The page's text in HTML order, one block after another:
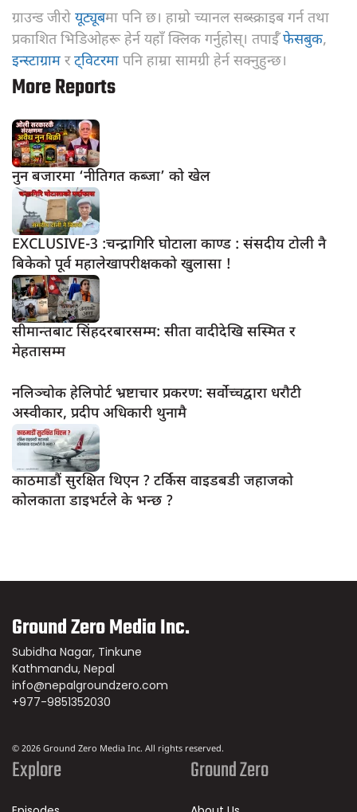
ग्राउन्ड जीरो यूट्यूबमा पनि छ। हाम्रो च्यानल सब्स्क्राइब गर्न तथा
प्रकाशित भिडिओहरू हेर्न यहाँ क्लिक गर्नुहोस्। तपाईँफेसबुक,
इन्स्टाग्राम रट्विटरमा पनि हाम्रा सामग्री हेर्न सक्नुहुन्छ।
More Reports
नुन बजारमा ‘नीतिगत कब्जा’ को खेल
EXCLUSIVE-3 :चन्द्रागिरि घोटाला काण्ड : संसदीय टोली नै
बिकेको पूर्व महालेखापरीक्षकको खुलासा !
सीमान्तबाट सिंहदरबारसम्म: सीता वादीदेखि सस्मित र
मेहतासम्म
नलिञ्चोक हेलिपोर्ट भ्रष्टाचार प्रकरण: सर्वोच्चद्वारा धरौटी
अस्वीकार, प्रदीप अधिकारी थुनामै
काठमाडौं सुरक्षित थिएन ? टर्किस वाइडबडी जहाजको
कोलकाता डाइभर्टले के भन्छ ?
Ground Zero Media Inc.
Subidha Nagar, Tinkune
Kathmandu, Nepal
info@nepalgroundzero.com
+977-9851352030
© 2026 Ground Zero Media Inc. All rights reserved.
Explore Ground Zero